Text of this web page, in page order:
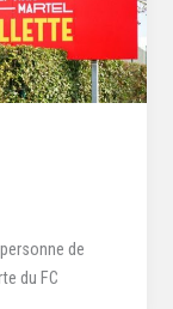
de
du FC